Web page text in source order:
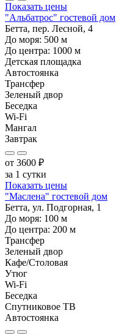
Показать цены
"Альбатрос" гостевой дом
Бетта, пер. Лесной, 4
До моря: 500 м
До центра: 1000 м
Детская площадка
Автостоянка
Трансфер
Зеленый двор
Беседка
Wi-Fi
Мангал
Завтрак
от 3600 ₽
за 1 сутки
Показать цены
"Маслена" гостевой дом
Бетта, ул. Подгорная, 1
До моря: 100 м
До центра: 200 м
Трансфер
Зеленый двор
Кафе/Столовая
Утюг
Wi-Fi
Беседка
Спутниковое ТВ
Автостоянка